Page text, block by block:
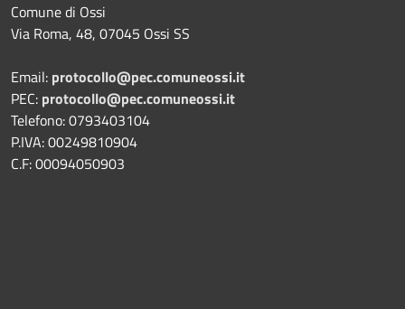
Comune di Ossi
Via Roma, 48, 07045 Ossi SS
Email: protocollo@pec.comuneossi.it
PEC: protocollo@pec.comuneossi.it
Telefono: 0793403104
P.IVA: 00249810904
C.F: 00094050903